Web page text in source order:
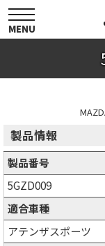
toggle
navigation
MENU
製品情報
製品番号
5GZD009
適合車種
アテンザスポーツ